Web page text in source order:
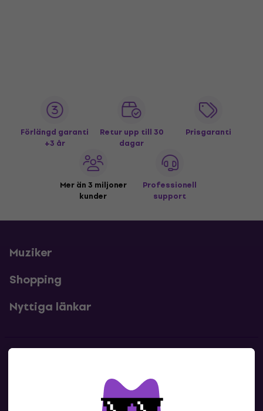
Förlängd garanti
+3 år
Retur upp till 30
dagar
Prisgaranti
Mer än 3 miljoner
kunder
Professionell
support
Muziker
Shopping
Nyttiga länkar
Kontakta oss